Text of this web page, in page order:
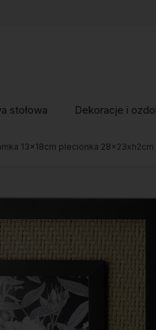
stołowa Dekoracje i
13x18cm plecionka 28x23xh2cm